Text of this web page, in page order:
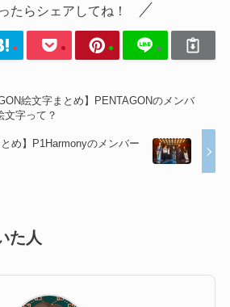
たらシェアしてね！
絵文字まとめ】PENTAGONのメンバ
文字って？
め】P1Harmonyのメンバー
た人